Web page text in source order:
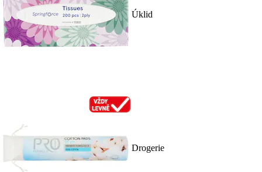
Úklid
Drogerie